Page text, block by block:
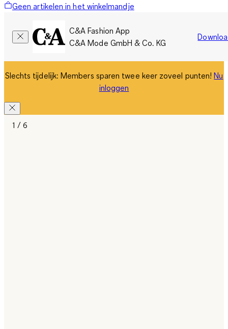
Geen artikelen in het winkelmandje
C&A Fashion App
C&A Mode GmbH & Co. KG
Slechts tijdelijk: Members sparen twee keer zoveel punten!Nu
inloggen
1 / 6